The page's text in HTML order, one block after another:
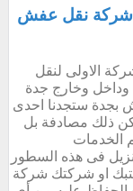
نقل عفش
الاولى لنقل
وخارج جدة
بجدة ستجدنا احدى
ذلك مصادفة بل
الخدمات
فى هذه السطور
او شركتك شركة